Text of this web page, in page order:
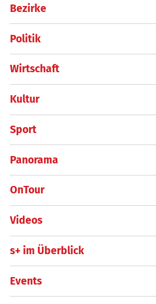
Bezirke
Politik
Wirtschaft
Kultur
Sport
Panorama
OnTour
Videos
s+ im Überblick
Events